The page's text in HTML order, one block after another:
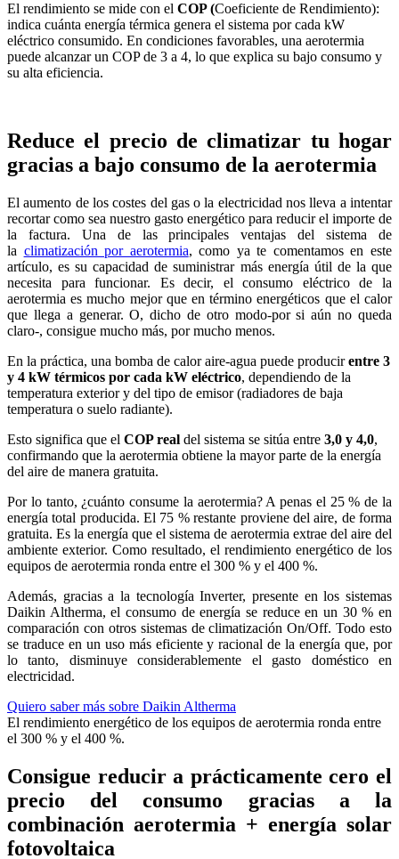
El rendimiento se mide con el COP (Coeficiente de Rendimiento):
indica cuánta energía térmica genera el sistema por cada kW
eléctrico consumido. En condiciones favorables, una aerotermia
puede alcanzar un COP de 3 a 4, lo que explica su bajo consumo y
su alta eficiencia.
Reduce el precio de climatizar tu hogar
gracias a bajo consumo de la aerotermia
El aumento de los costes del gas o la electricidad nos lleva a intentar
recortar como sea nuestro gasto energético para reducir el importe de
la factura. Una de las principales ventajas del sistema de
la climatización por aerotermia, como ya te comentamos en este
artículo, es su capacidad de suministrar más energía útil de la que
necesita para funcionar. Es decir, el consumo eléctrico de la
aerotermia es mucho mejor que en término energéticos que el calor
que llega a generar. O, dicho de otro modo-por si aún no queda
claro-, consigue mucho más, por mucho menos.
En la práctica, una bomba de calor aire-agua puede producirentre 3
y 4 kW térmicos por cada kW eléctrico, dependiendo de la
temperatura exterior y del tipo de emisor (radiadores de baja
temperatura o suelo radiante).
Esto significa que el COP real del sistema se sitúa entre 3,0 y 4,0,
confirmando que la aerotermia obtiene la mayor parte de la energía
del aire de manera gratuita.
Por lo tanto, ¿cuánto consume la aerotermia? A penas el 25 % de la
energía total producida. El 75 % restante proviene del aire, de forma
gratuita. Es la energía que el sistema de aerotermia extrae del aire del
ambiente exterior. Como resultado, el rendimiento energético de los
equipos de aerotermia ronda entre el 300 % y el 400 %.
Además, gracias a la tecnología Inverter, presente en los sistemas
Daikin Altherma, el consumo de energía se reduce en un 30 % en
comparación con otros sistemas de climatización On/Off. Todo esto
se traduce en un uso más eficiente y racional de la energía que, por
lo tanto, disminuye considerablemente el gasto doméstico en
electricidad.
Quiero saber más sobre Daikin Altherma
El rendimiento energético de los equipos de aerotermia ronda entre
el 300 % y el 400 %.
Consigue reducir a prácticamente cero el
precio del consumo gracias a la
combinación aerotermia + energía solar
fotovoltaica